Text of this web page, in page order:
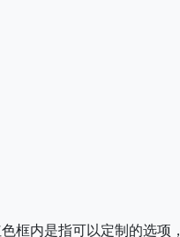
框内是指可以定制的选项，